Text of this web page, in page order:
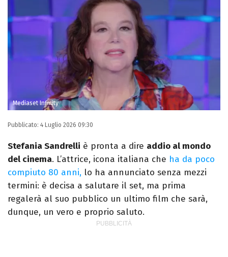
specializzo in Editoria e Giornalismo e
trasformo la passione per la scrittura in un
lavoro.
Mediaset Infinity
Pubblicato: 4 Luglio 2026 09:30
Stefania Sandrelli è pronta a dire addio al mondo
del cinema. L’attrice, icona italiana che ha da poco
compiuto 80 anni, lo ha annunciato senza mezzi
termini: è decisa a salutare il set, ma prima
regalerà al suo pubblico un ultimo film che sarà,
dunque, un vero e proprio saluto.